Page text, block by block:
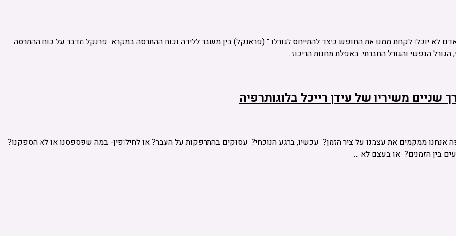
לא יוכלו לקחת ממנו את החופש כיצד להתייחס לגורלו " (פראנקל) בין משבר ללידה וכוח ההתרסה במקרא פרנקל מדבר על כוח ההתרסה
הנפשי והגורל החברתי. באפלת מחנות הריכוז …
שניים משיריו של עידן רייכל בלוגותרפיה
אנחנו ממקמים את עצמנו על ציר הזמן? עכשיו, ברגע הנוכחי? עסוקים בהתרפקות על העבר? או לחילופין- במה שפספסנו או לא הספקנו?
בין הזמנים? או בעצם לא …